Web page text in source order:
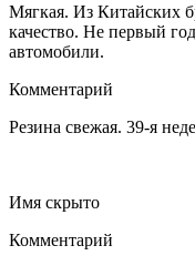
Мягкая. Из Китайских
качество. Не первый
автомобили.
Комментарий
Резина свежая. 39-я
Имя скрыто
Комментарий